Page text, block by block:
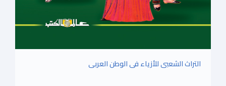
التراث الشعبى للأزياء فى الوطن العربى